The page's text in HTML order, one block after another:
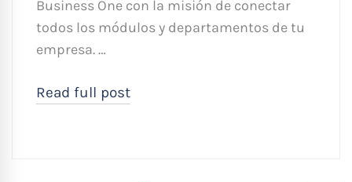
Business One con la misión de conectar
todos los módulos y departamentos de tu
empresa. …
Read full post